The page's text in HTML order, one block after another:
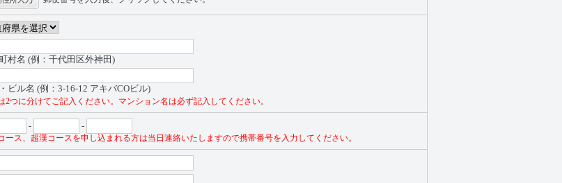
村名 (例：千代田区外神田)
ビル名 (例：3-16-12 アキバCOビル)
2つに分けてご記入ください。マンション名は必ず記入してください。
- -
ース、超漢コースを申し込まれる方は当日連絡いたしますので携帯番号を入力してください。